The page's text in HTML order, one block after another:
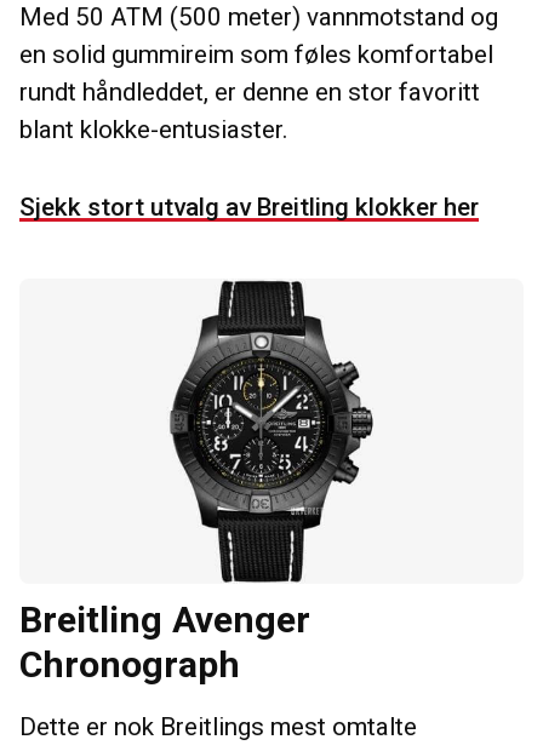
Med 50 ATM (500 meter) vannmotstand og
en solid gummireim som føles komfortabel
rundt håndleddet, er denne en stor favoritt
blant klokke-entusiaster.
Sjekk stort utvalg av Breitling klokker her
Breitling Avenger
Chronograph
Dette er nok Breitlings mest omtalte